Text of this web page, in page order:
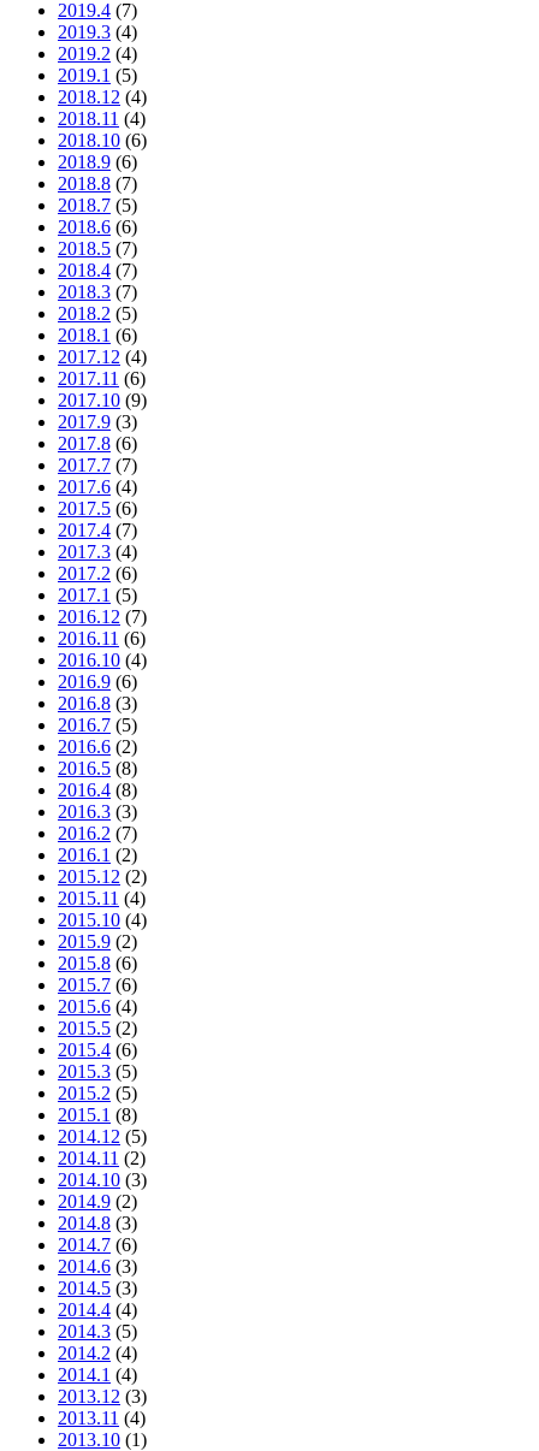
2019.4 (7)
2019.3 (4)
2019.2 (4)
2019.1 (5)
2018.12 (4)
2018.11 (4)
2018.10 (6)
2018.9 (6)
2018.8 (7)
2018.7 (5)
2018.6 (6)
2018.5 (7)
2018.4 (7)
2018.3 (7)
2018.2 (5)
2018.1 (6)
2017.12 (4)
2017.11 (6)
2017.10 (9)
2017.9 (3)
2017.8 (6)
2017.7 (7)
2017.6 (4)
2017.5 (6)
2017.4 (7)
2017.3 (4)
2017.2 (6)
2017.1 (5)
2016.12 (7)
2016.11 (6)
2016.10 (4)
2016.9 (6)
2016.8 (3)
2016.7 (5)
2016.6 (2)
2016.5 (8)
2016.4 (8)
2016.3 (3)
2016.2 (7)
2016.1 (2)
2015.12 (2)
2015.11 (4)
2015.10 (4)
2015.9 (2)
2015.8 (6)
2015.7 (6)
2015.6 (4)
2015.5 (2)
2015.4 (6)
2015.3 (5)
2015.2 (5)
2015.1 (8)
2014.12 (5)
2014.11 (2)
2014.10 (3)
2014.9 (2)
2014.8 (3)
2014.7 (6)
2014.6 (3)
2014.5 (3)
2014.4 (4)
2014.3 (5)
2014.2 (4)
2014.1 (4)
2013.12 (3)
2013.11 (4)
2013.10 (1)